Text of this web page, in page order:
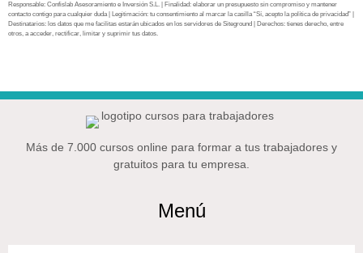
Responsable: Confislab Asesoramiento e Inversión S.L. | Finalidad: elaborar un presupuesto sin compromiso y mantener
contacto contigo para cualquier duda | Legitimación: tu consentimiento al marcar la casilla “Sí, acepto la política de privacidad” |
Destinatarios: los datos que me facilitas estarán ubicados en los servidores de Siteground | Derechos: tienes derecho, entre
otros, a acceder, rectificar, limitar y suprimir tus datos.
Más de 7.000 cursos online para formar a tus trabajadores y
gratuitos para tu empresa.
Menú